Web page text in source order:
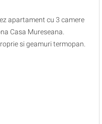
apartament cu 3 camere
Casa Mureseana.
si geamuri termopan.